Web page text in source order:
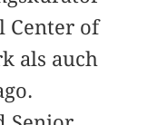
Center of
als auch